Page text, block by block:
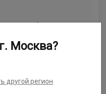
Москва?
другой регион